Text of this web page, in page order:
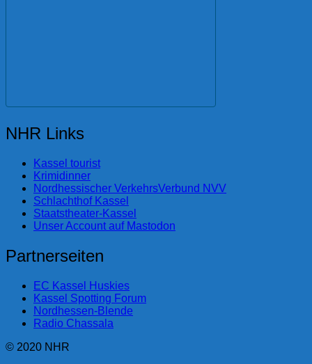
NHR Links
Kassel tourist
Krimidinner
Nordhessischer VerkehrsVerbund NVV
Schlachthof Kassel
Staatstheater-Kassel
Unser Account auf Mastodon
Partnerseiten
EC Kassel Huskies
Kassel Spotting Forum
Nordhessen-Blende
Radio Chassala
© 2020 NHR